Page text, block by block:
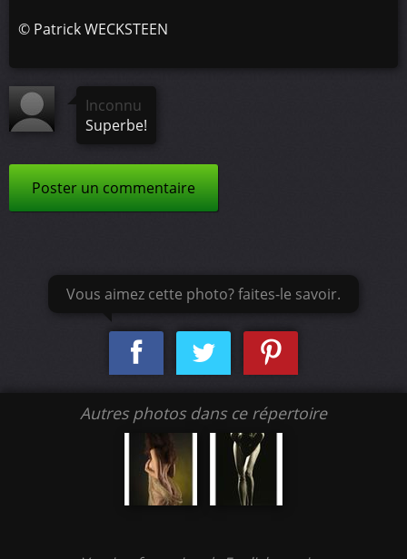
© Patrick WECKSTEEN
Inconnu
Superbe!
Poster un commentaire
Vous aimez cette photo? faites-le savoir.
Autres photos dans ce répertoire